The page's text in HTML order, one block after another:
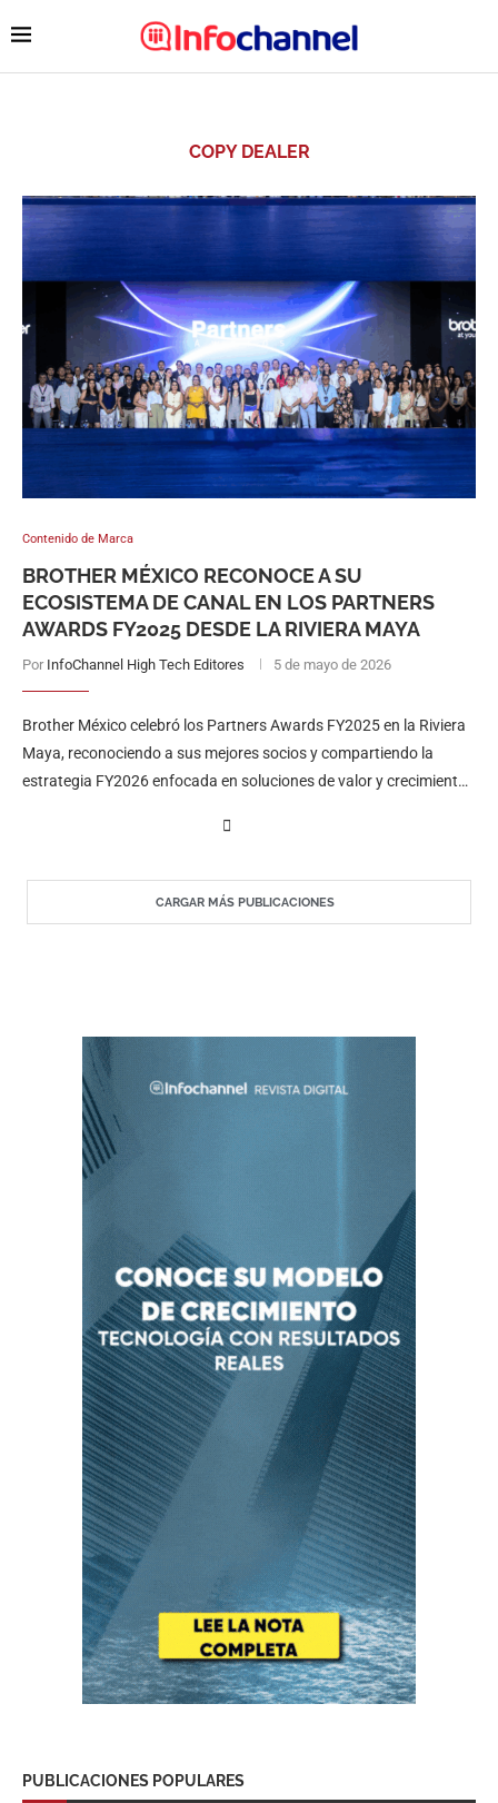
COPY DEALER
Contenido de Marca
BROTHER MÉXICO RECONOCE A SU
ECOSISTEMA DE CANAL EN LOS PARTNERS
AWARDS FY2025 DESDE LA RIVIERA MAYA
Por InfoChannel High Tech Editores 5 de mayo de 2026
Brother México celebró los Partners Awards FY2025 en la Riviera
Maya, reconociendo a sus mejores socios y compartiendo la
estrategia FY2026 enfocada en soluciones de valor y crecimiento
CARGAR MÁS PUBLICACIONES
PUBLICACIONES POPULARES